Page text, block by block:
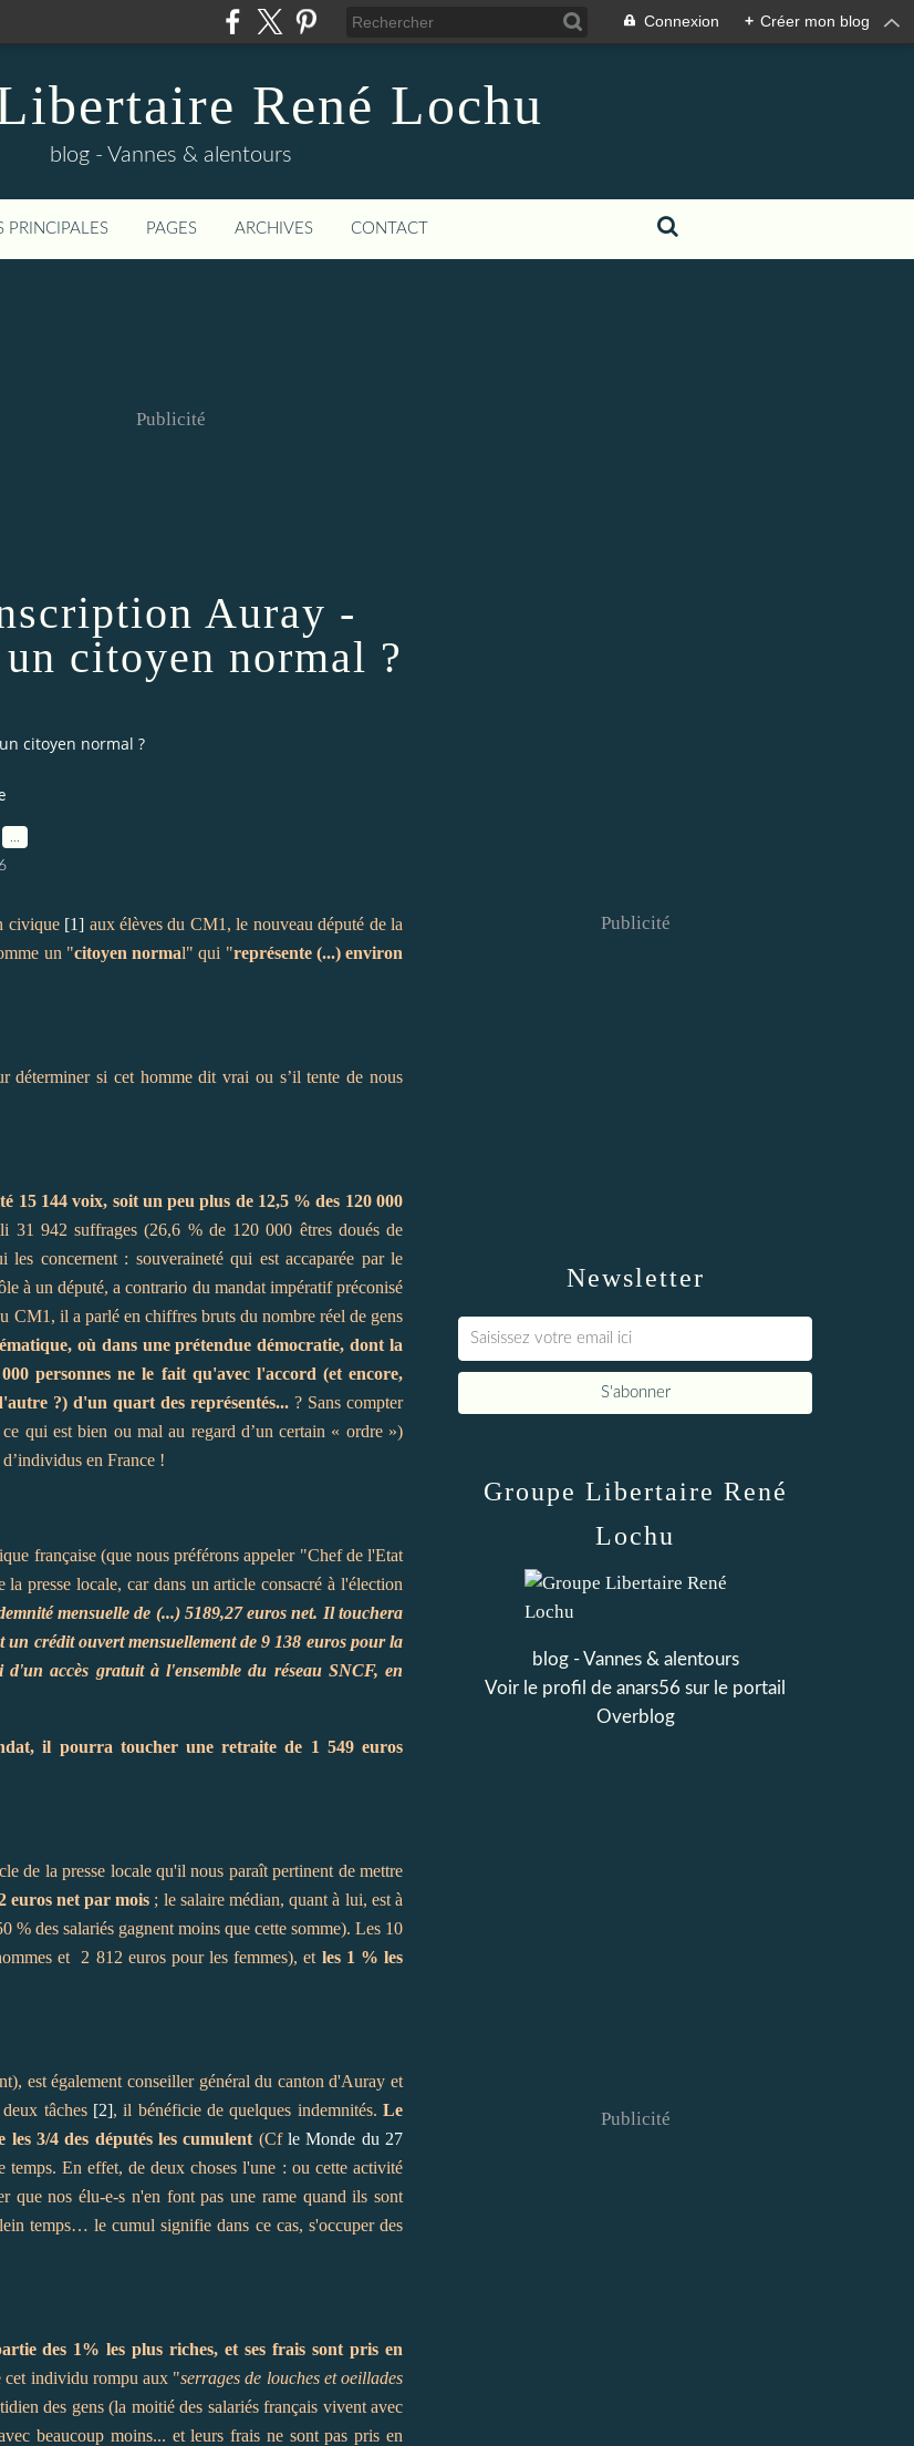
Connexion + Créer mon blog
René Lochu
blog - Vannes & alentours
PRINCIPALES PAGES ARCHIVES CONTACT
Publicité
Auray -
citoyen normal ?
citoyen normal ?
civique [1] aux élèves du CM1, le nouveau député de la
un "citoyen normal" qui "représente (...) environ
déterminer si cet homme dit vrai ou s’il tente de nous
15 144 voix, soit un peu plus de 12,5 % des 120 000
942 suffrages (26,6 % de 120 000 êtres doués de
concernent : souveraineté qui est accaparée par le
à un député, a contrario du mandat impératif préconisé
CM1, il a parlé en chiffres bruts du nombre réel de gens
où dans une prétendue démocratie, dont la
personnes ne le fait qu'avec l'accord (et encore,
?) d'un quart des représentés...? Sans compter
qui est bien ou mal au regard d’un certain « ordre »)
en France !
française (que nous préférons appeler "Chef de l'Etat
presse locale, car dans un article consacré à l'élection
mensuelle de (...) 5189,27 euros net. Il touchera
crédit ouvert mensuellement de 9 138 euros pour la
d'un accès gratuit à l'ensemble du réseau SNCF, en
il pourra toucher une retraite de 1 549 euros
de la presse locale qu'il nous paraît pertinent de mettre
euros net par mois ; le salaire médian, quant à lui, est à
% des salariés gagnent moins que cette somme). Les 10
et 2 812 euros pour les femmes), et les 1 % les
est également conseiller général du canton d'Auray et
tâches [2], il bénéficie de quelques indemnités.Le
3/4 des députés les cumulent (Cf le Monde du 27
En effet, de deux choses l'une : ou cette activité
que nos élu-e-s n'en font pas une rame quand ils sont
temps… le cumul signifie dans ce cas, s'occuper des
des 1% les plus riches, et ses frais sont pris en
cet individu rompu aux "serrages de louches et oeillades
des gens (la moitié des salariés français vivent avec
beaucoup moins... et leurs frais ne sont pas pris en
Newsletter
Publicité
Groupe Libertaire René
Lochu
blog - Vannes & alentours
Voir le profil de anars56 sur le portail
Overblog
Publicité